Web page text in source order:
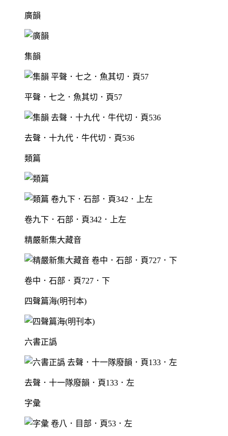
廣韻
集韻
平聲．七之．魚其切．頁57
去聲．十九代．牛代切．頁536
類篇
卷九下．石部．頁342．上左
精嚴新集大藏音
卷中．石部．頁727．下
四聲篇海(明刊本)
六書正譌
去聲．十一隊廢韻．頁133．左
字彙